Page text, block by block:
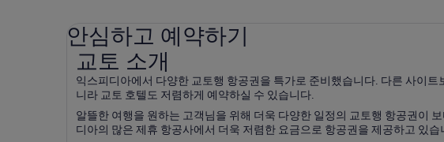
안심하고 예약하기
교토 소개
익스피디아에서 다양한 교토행 항공권을 특가로 준비했습니다. 다른 사이
니라 교토 호텔도 저렴하게 예약하실 수 있습니다.
알뜰한 여행을 원하는 고객님을 위해 더욱 다양한 일정의 교토행 항공권이
디아의 많은 제휴 항공사에서 더욱 저렴한 요금으로 항공권을 제공하고 있습
교토 소개